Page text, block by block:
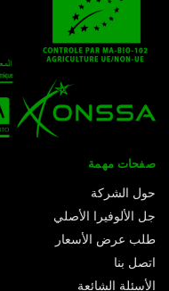
صفحات مهمة
حول الشركة
جل الألوفيرا الأصلي
طلب عرض الأسعار
اتصل بنا
الأسئلة الشائعة